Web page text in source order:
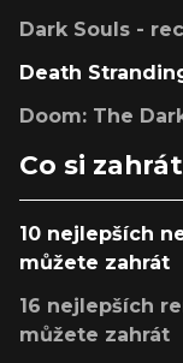
Dark Souls -
Death
Doom: The
Co si zahrát
10 nejlepších
můžete zahrát
16 nejlepších
můžete zahrát